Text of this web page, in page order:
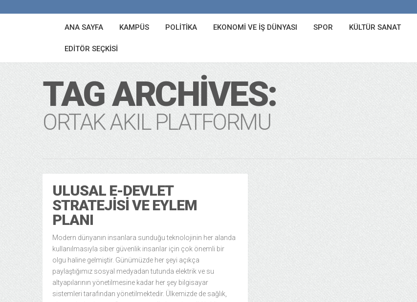
ANA SAYFA KAMPÜS POLITIKA EKONOMI VE İŞ DÜNYASI SPOR KÜLTÜR SANAT
EDITÖR SEÇKISI
TAG ARCHIVES:
ORTAK AKIL PLATFORMU
ULUSAL E-DEVLET
STRATEJISI VE EYLEM
PLANI
Modern dünyanın insanlara sunduğu teknolojinin her alanda
kullanılmasıyla siber güvenlik insanlar için çok önemli bir
olgu haline gelmiştir. Günümüzde her şeyi açıkça
paylaştığımız sosyal medyadan tutunda elektrik ve su
altyapılarının yönetilmesine kadar her şey bilgisayar
sistemleri tarafından yönetilmektedir. Ülkemizde de sağlık,